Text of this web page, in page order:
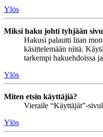
Ylös
Miksi haku johti tyhjään
Hakusi palautti liian
käsittelemään niitä.
tarkempi hakuehdoissa
Ylös
Miten etsin käyttäjiä?
Vieraile “Käyttäjät”-
Ylös